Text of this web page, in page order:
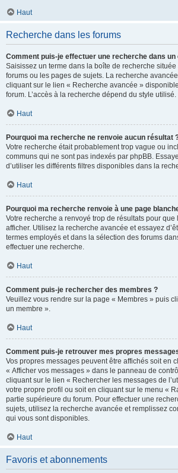
Haut
Recherche dans les forums
Comment puis-je effectuer une recherche dans un
Saisissez un terme dans la boîte de recherche située
forums ou les pages de sujets. La recherche
cliquant sur le lien « Recherche avancée »
forum. L’accès à la recherche dépend du style utilisé.
Haut
Pourquoi ma recherche ne renvoie aucun résultat
Votre recherche était probablement trop vague ou
communs qui ne sont pas indexés par phpBB.
d’utiliser les différents filtres disponibles dans la
Haut
Pourquoi ma recherche renvoie à une page
Votre recherche a renvoyé trop de résultats pour
afficher. Utilisez la recherche avancée et essayez
termes employés et dans la sélection des forums
effectuer une recherche.
Haut
Comment puis-je rechercher des membres ?
Veuillez vous rendre sur la page « Membres » puis
un membre ».
Haut
Comment puis-je retrouver mes propres
Vos propres messages peuvent être affichés soit en
« Afficher vos messages » dans le panneau de
cliquant sur le lien « Rechercher les messages de
votre propre profil ou soit en cliquant sur le menu «
partie supérieure du forum. Pour effectuer une
sujets, utilisez la recherche avancée et remplissez
qui vous sont disponibles.
Haut
Favoris et abonnements